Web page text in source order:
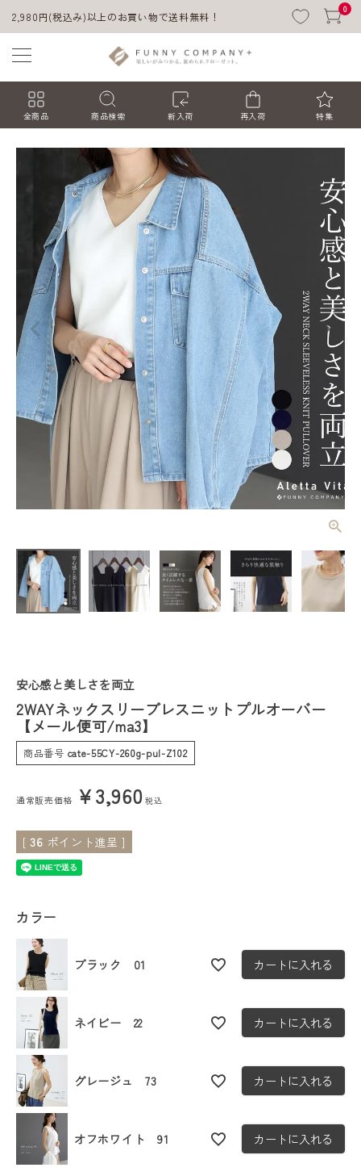
2,980円(税込み)以上のお買い物で送料無料！
0
全商品 商品検索 新入荷 再入荷 特集
ACCOUNT MENU
ようこそ ゲスト 様
ログイン 会員登録
2WAYネック
スリーブレス
ール便可/ma
3】
ファッション雑貨
会員ステージ特典プログラムについて
ご利用ガイド
安心感と美しさを両立
2WAYネックスリーブレスニットプルオーバー
【メール便可/ma3】
商品番号 cate-55CY-260g-pul-Z102
通常販売価格 ¥3,960 税込
[ 36 ポイント進呈 ]
カラー
ブラック 01 カートに入れる
ネイビー 22 カートに入れる
グレージュ 73 カートに入れる
オフホワイト 91 カートに入れる